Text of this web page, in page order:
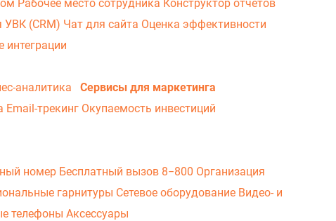
Рабочее место сотрудника Конструктор отчетов
УВК (CRM) Чат для сайта Оценка эффективности
интеграции
аналитика
Сервисы для маркетинга
Email-трекинг Окупаемость инвестиций
номер Бесплатный вызов 8−800 Организация
гарнитуры Сетевое оборудование Видео- и
телефоны Аксессуары